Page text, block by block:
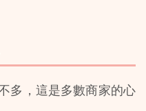
多，這是多數商家的心